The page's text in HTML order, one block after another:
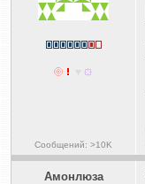
Сообщений: >10K
Амонлюза